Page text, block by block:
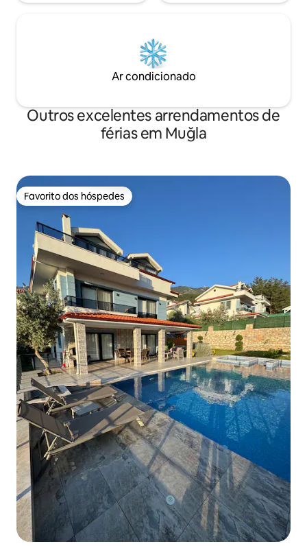
Ar condicionado
Outros excelentes arrendamentos de
férias em Muğla
Favorito dos hóspedes
Favorito dos hóspedes